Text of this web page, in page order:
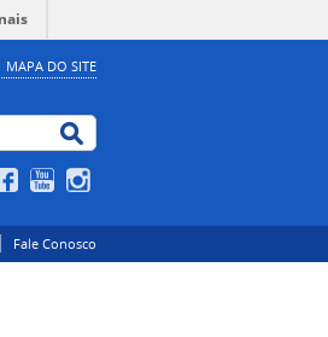
MAPA DO SITE
FacebookYouTube
Fale Conosco